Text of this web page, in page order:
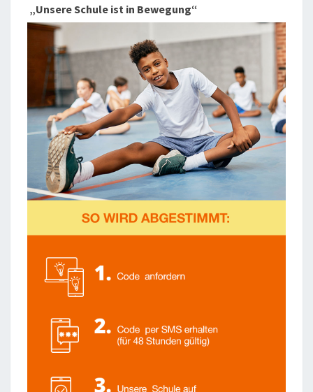
„Unsere Schule ist in Bewegung“